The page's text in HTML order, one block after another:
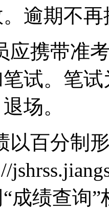
逾期不
应携带准
试。笔
场。
以百分制
成绩查询